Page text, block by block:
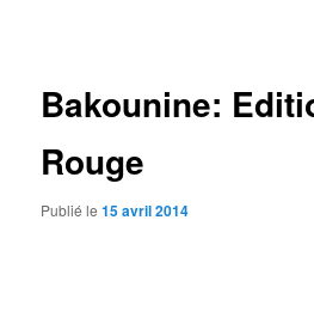
Bakounine:
Rouge
Publié le15 avril 2014